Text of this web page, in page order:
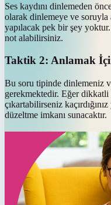
Ses kaydını dinlemeden
olarak dinlemeye ve soruyla
yapılacak pek bir şey
not alabilirsiniz.
Taktik 2: Anlamak
Bu soru tipinde dinlemeniz
gerekmektedir. Eğer
çıkartabilirseniz
düzeltme imkanı sunacaktır.